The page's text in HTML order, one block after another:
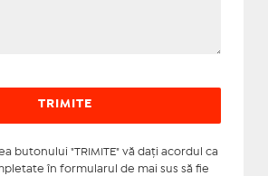
butonului "TRIMITE" vă daţi acordul ca
în formularul de mai sus să fie